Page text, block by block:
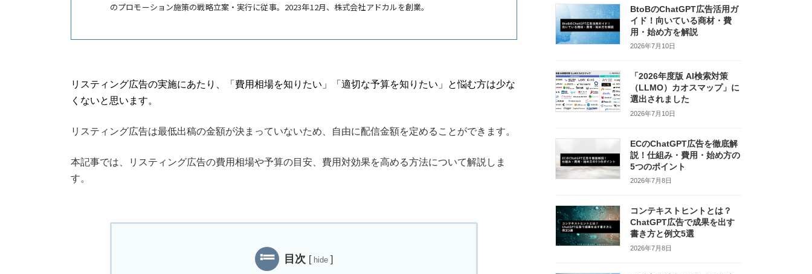
のプロモーション施策の戦略立案・実行に従事。2023年12月、株式会社アドカルを創業。
リスティング広告の実施にあたり、「費用相場を知りたい」「適切な予算を知りたい」と悩む方は少な
くないと思います。
リスティング広告は最低出稿の金額が決まっていないため、自由に配信金額を定めることができます。
本記事では、リスティング広告の費用相場や予算の目安、費用対効果を高める方法について解説しま
す。
目次 [ hide ]
BtoBのChatGPT広告活用ガ
イド！向いている商材・費
用・始め方を解説
2026年7月10日
「2026年度版 AI検索対策
（LLMO）カオスマップ」に
選出されました
2026年7月10日
ECのChatGPT広告を徹底解
説！仕組み・費用・始め方の
5つのポイント
2026年7月8日
コンテキストヒントとは？
ChatGPT広告で成果を出す
書き方と例文5選
2026年7月8日